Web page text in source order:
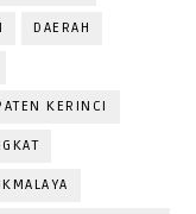
DAERAH
KERINCI